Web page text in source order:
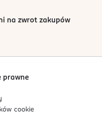
na zwrot zakupów
prawne
cookie